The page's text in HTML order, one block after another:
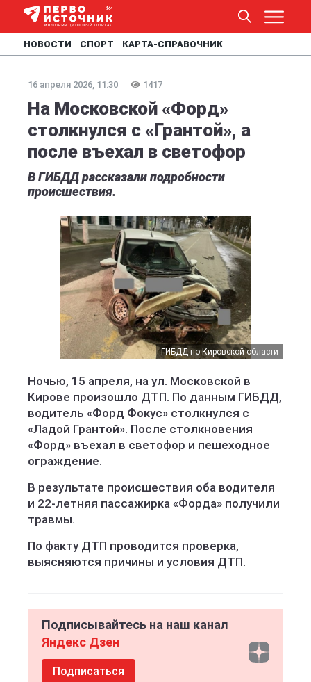
НОВОСТИ СПОРТ КАРТА-СПРАВОЧНИК
16 апреля 2026, 11:30 1417
На Московской «Форд»
столкнулся с «Грантой», а
после въехал в светофор
В ГИБДД рассказали подробности
происшествия.
ГИБДД по Кировской области
Ночью, 15 апреля, на ул. Московской в
Кирове произошло ДТП. По данным ГИБДД,
водитель «Форд Фокус» столкнулся с
«Ладой Грантой». После столкновения
«Форд» въехал в светофор и пешеходное
ограждение.
В результате происшествия оба водителя
и 22-летняя пассажирка «Форда» получили
травмы.
По факту ДТП проводится проверка,
выясняются причины и условия ДТП.
Подписывайтесь на наш канал
Яндекс Дзен
Подписаться